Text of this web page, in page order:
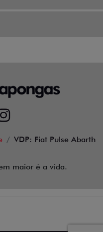
VDP: Fiat Pulse Abarth
maior é a vida.